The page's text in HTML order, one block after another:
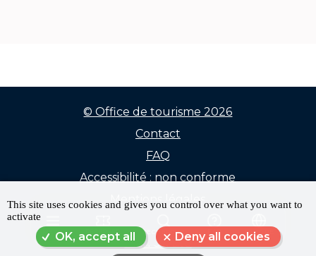
© Office de tourisme 2026
Pied
de
page
Contact
FAQ
Accessibilité : non conforme
Mentions légales
Plan du site
MENU RÉSERVER RECHERCHE FAQ LANGUE
This site uses cookies and gives you control over what you want to
activate
OK, accept all Deny all cookies